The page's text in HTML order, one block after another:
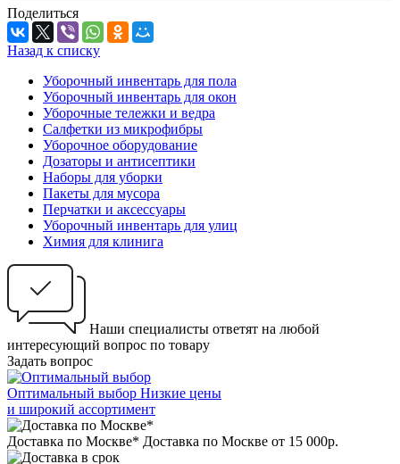
Поделиться
Назад к списку
Уборочный инвентарь для пола
Уборочный инвентарь для окон
Уборочные тележки и ведра
Салфетки из микрофибры
Уборочное оборудование
Дозаторы и антисептики
Наборы для уборки
Пакеты для мусора
Перчатки и аксессуары
Уборочный инвентарь для улиц
Химия для клинига
Наши специалисты ответят на любой
интересующий вопрос по товару
Задать вопрос
Оптимальный выбор Низкие цены
и широкий ассортимент
Доставка по Москве* Доставка по Москве от 15 000р.